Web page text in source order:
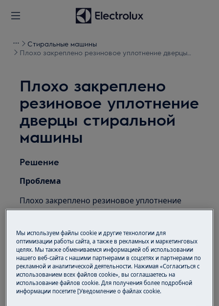
Стиральные машины
Плохо закреплено резиновое уплотнение дверцы
Плохо закреплено
резиновое уплотнение
дверцы стиральной
машины
Решение
Проблема
Плохо закреплено резиновое уплотнение
дверцы стиральной машины
Применительно к
Стиральная машина
Решение
Для предотвращения утечек
Мы используем файлы cookie и другие технологии для
оптимизации работы сайта, а также в рекламных и маркетинговых
целях. Мы также обмениваемся информацией об использовании
нашего веб-сайта с нашими партнерами в соцсетях и партнерами по
рекламной и аналитической деятельности. Нажимая «Согласиться с
использованием всех файлов cookie», вы соглашаетесь на
использование файлов cookie. Для получения более подробной
информации посетите [Уведомление о файлах cookie.